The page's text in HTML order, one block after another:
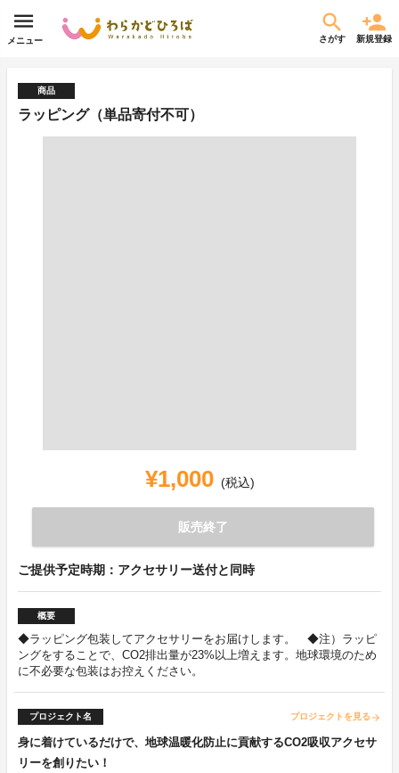
メニュー さがす 新規登録
商品
ラッピング（単品寄付不可）
¥1,000 (税込)
販売終了
ご提供予定時期：アクセサリー送付と同時
概要
◆ラッピング包装してアクセサリーをお届けします。 ◆注）ラッピ
ングをすることで、CO2排出量が23%以上増えます。地球環境のため
に不必要な包装はお控えください。
プロジェクト名 プロジェクトを見る arrow_forward
身に着けているだけで、地球温暖化防止に貢献するCO2吸収アクセサ
リーを創りたい！